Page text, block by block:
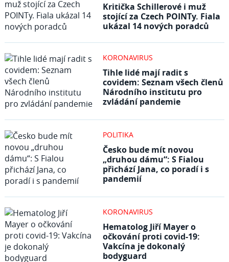
Kritička Schillerové i muž
stojící za Czech POINTy. Fiala
ukázal 14 nových poradců
KORONAVIRUS
Tihle lidé mají radit s
covidem: Seznam všech členů
Národního institutu pro
zvládání pandemie
POLITIKA
Česko bude mít novou
„druhou dámu“: S Fialou
přichází Jana, co poradí i s
pandemií
KORONAVIRUS
Hematolog Jiří Mayer o
očkování proti covid-19:
Vakcína je dokonalý
bodyguard